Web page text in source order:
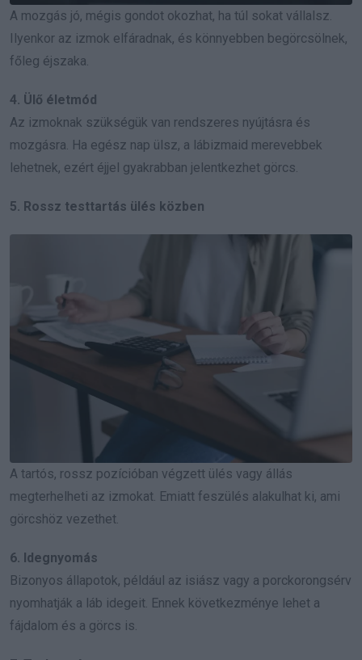
A mozgás jó, mégis gondot okozhat, ha túl sokat vállalsz.
Ilyenkor az izmok elfáradnak, és könnyebben begörcsölnek,
főleg éjszaka.
4. Ülő életmód
Az izmoknak szükségük van rendszeres nyújtásra és
mozgásra. Ha egész nap ülsz, a lábizmaid merevebbek
lehetnek, ezért éjjel gyakrabban jelentkezhet görcs.
5. Rossz testtartás ülés közben
A tartós, rossz pozícióban végzett ülés vagy állás
megterhelheti az izmokat. Emiatt feszülés alakulhat ki, ami
görcshöz vezethet.
6. Idegnyomás
Bizonyos állapotok, például az isiász vagy a porckorongsérv
nyomhatják a láb idegeit. Ennek következménye lehet a
fájdalom és a görcs is.